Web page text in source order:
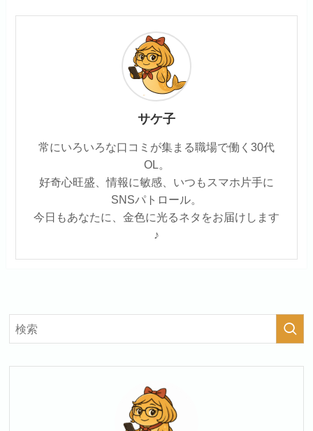
サケ子
常にいろいろな口コミが集まる職場で働く30代
OL。
好奇心旺盛、情報に敏感、いつもスマホ片手に
SNSパトロール。
今日もあなたに、金色に光るネタをお届けします
♪